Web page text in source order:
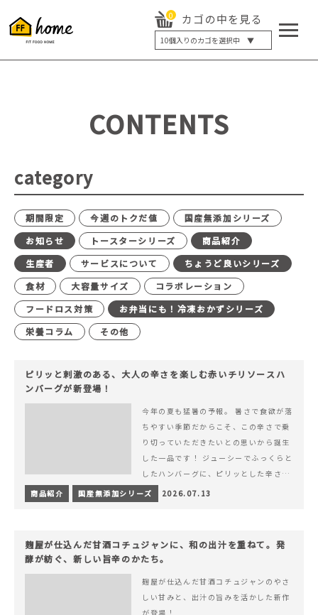
0 カゴの中を見る
10個入りのカゴを選択中 ▼
5個入り
20個入り
最大12%OFF
CONTENTS
category
期間限定 今週のトクだ値
国産無添加シリーズ
お知らせ
トースターシリーズ
商品紹介
生産者
サービスについて
ちょうど良いシリーズ
食材
大容量サイズ
コラボレーション
フードロス対策
お弁当にも！冷凍おかずシリーズ
栄養コラム
その他
ピリッと刺激のある、大人の辛さを楽しむ赤いチリソースハ
ンバーグが新登場！
今年の夏も猛暑の予報。 暑さで食欲が落
ちやすい季節だからこそ、この辛さで乗
り切っていただきたいとの思いから誕生
した一品です！ ジューシーでふっくらと
したハンバーグに、ピリッとした辛さと
コク深い旨みが楽しめる特製チリソース
&hellip; 続きを読む ピリッと刺激のあ
商品紹介 国産無添加シリーズ 2026.07.13
麹屋が仕込んだ甘酒コチュジャンに、和の出汁を重ねて。発
酵が紡ぐ、新しい旨辛のかたち。
麹屋が仕込んだ甘酒コチュジャンのやさ
しい甘みと、出汁の旨みを活かした新作
が登場！